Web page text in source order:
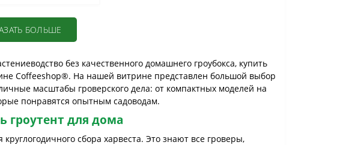
БОЛЬШЕ
без качественного домашнего гроубокса, купить
Coffeeshop®. На нашей витрине представлен большой выбор
масштабы гроверского дела: от компактных моделей на
понравятся опытным садоводам.
гроутент для дома
сбора харвеста. Это знают все гроверы,